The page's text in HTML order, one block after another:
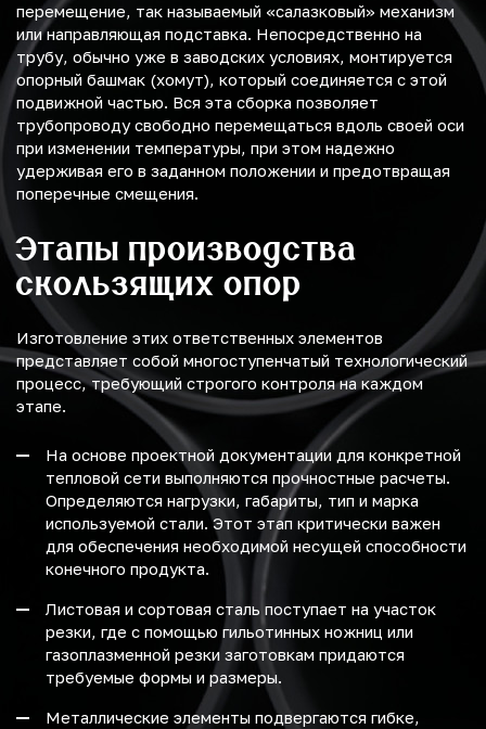
перемещение, так называемый «салазковый» механизм
или направляющая подставка. Непосредственно на
трубу, обычно уже в заводских условиях, монтируется
опорный башмак (хомут), который соединяется с этой
подвижной частью. Вся эта сборка позволяет
трубопроводу свободно перемещаться вдоль своей оси
при изменении температуры, при этом надежно
удерживая его в заданном положении и предотвращая
поперечные смещения.
Этапы производства
скользящих опор
Изготовление этих ответственных элементов
представляет собой многоступенчатый технологический
процесс, требующий строгого контроля на каждом
этапе.
На основе проектной документации для конкретной
тепловой сети выполняются прочностные расчеты.
Определяются нагрузки, габариты, тип и марка
используемой стали. Этот этап критически важен
для обеспечения необходимой несущей способности
конечного продукта.
Листовая и сортовая сталь поступает на участок
резки, где с помощью гильотинных ножниц или
газоплазменной резки заготовкам придаются
требуемые формы и размеры.
Металлические элементы подвергаются гибке,